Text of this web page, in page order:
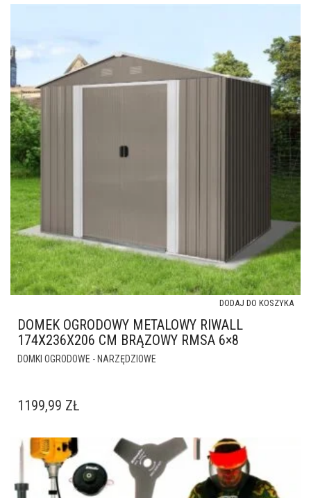
DOMEK OGRODOWY METALOWY RIWALL
174X236X206 CM BRĄZOWY RMSA 6×8
DOMKI OGRODOWE - NARZĘDZIOWE
DODAJ DO KOSZYKA
1199,99 ZŁ